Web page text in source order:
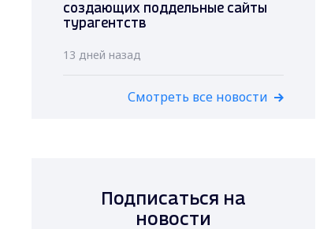
создающих поддельные сайты
турагентств
13 дней назад
Смотреть все новости
Подписаться на
новости